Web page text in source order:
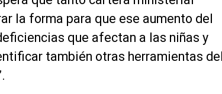
la forma para que ese aumento del
que afectan a las niñas y
también otras herramientas del